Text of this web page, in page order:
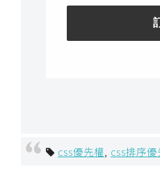
X
css優先權 css排序優